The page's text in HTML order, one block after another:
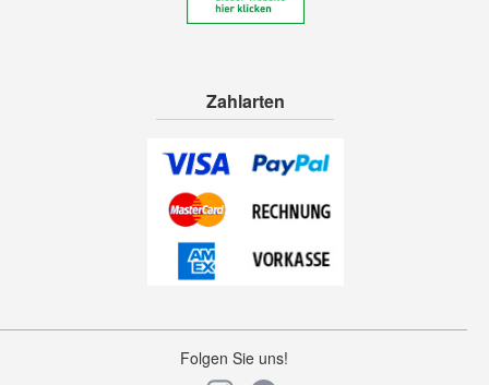
Zahlarten
Folgen Sie uns!